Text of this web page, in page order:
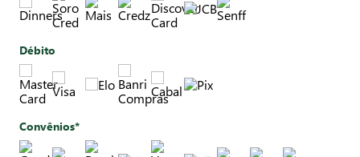
Débito
Convênios*